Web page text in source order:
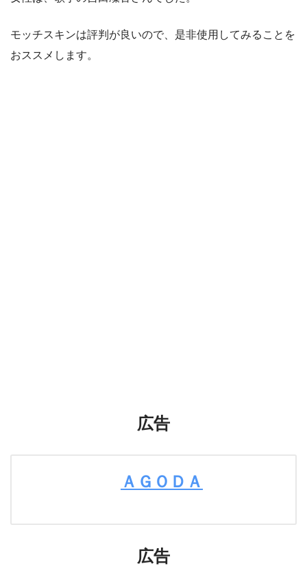
モッチスキンは評判が良いので、是非使用してみることを
おススメします。
広告
ＡＧＯＤＡ
広告